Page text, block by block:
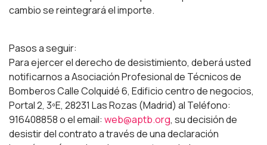
cambio se reintegrará el importe.
Pasos a seguir:
Para ejercer el derecho de desistimiento, deberá usted
notificarnos a Asociación Profesional de Técnicos de
Bomberos Calle Colquidé 6, Edificio centro de negocios,
Portal 2, 3ºE, 28231 Las Rozas (Madrid) al Teléfono:
916408858 o el email: web@aptb.org, su decisión de
desistir del contrato a través de una declaración